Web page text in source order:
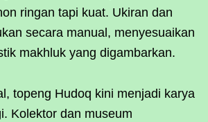
ringan tapi kuat. Ukiran dan
secara manual, menyesuaikan
makhluk yang digambarkan.
topeng Hudoq kini menjadi karya
Kolektor dan museum